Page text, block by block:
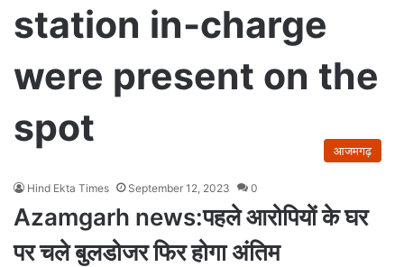
station in-charge
were present on the
spot
आजमगढ़
Hind Ekta Times September 12, 2023 0
Azamgarh news:पहले आरोपियों के घर
पर चले बुलडोजर फिर होगा अंतिम